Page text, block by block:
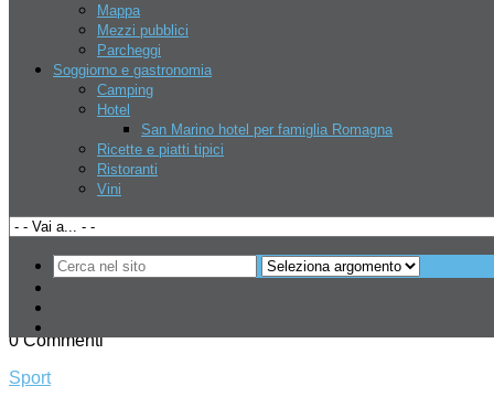
Mappa
Mezzi pubblici
Parcheggi
Soggiorno e gastronomia
Camping
Hotel
San Marino hotel per famiglia Romagna
Ricette e piatti tipici
Ristoranti
Vini
Ultime notizie
Deaflympics 2013, la prima volta di San
Marino
Speciale San Marino
29 Luglio 2013
0 Commenti
Sport